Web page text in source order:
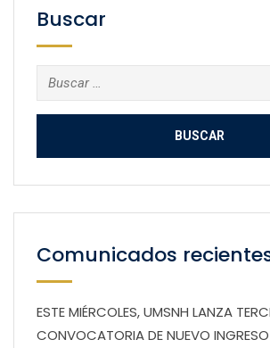
Buscar
Buscar:
Comunicados
ESTE MIÉRCOLES, UMSNH LANZA
CONVOCATORIA DE NUEVO INGRESO